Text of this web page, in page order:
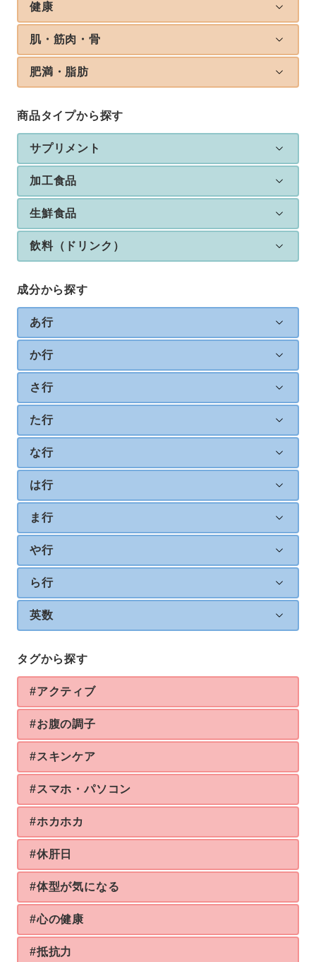
健康
肌・筋肉・骨
肥満・脂肪
商品タイプから探す
サプリメント
加工食品
生鮮食品
飲料（ドリンク）
成分から探す
あ行
か行
さ行
た行
な行
は行
ま行
や行
ら行
英数
タグから探す
#アクティブ
#お腹の調子
#スキンケア
#スマホ・パソコン
#ホカホカ
#休肝日
#体型が気になる
#心の健康
#抵抗力